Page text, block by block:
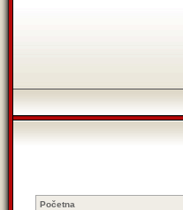
Početna